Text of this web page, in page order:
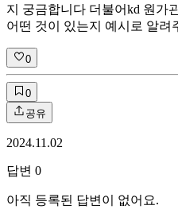
지 궁금합니다 더불어kd 원가
어떤 것이 있는지 예시로 알려
0
0
공유
2024.11.02
답변 0
아직 등록된 답변이 없어요.